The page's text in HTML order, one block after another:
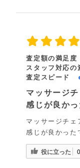
査定額の満足度
スタッフ対応
査定スピード
マッサージ
感じが良かっ
マッサージチェ
感じが良かった
役に立った 0